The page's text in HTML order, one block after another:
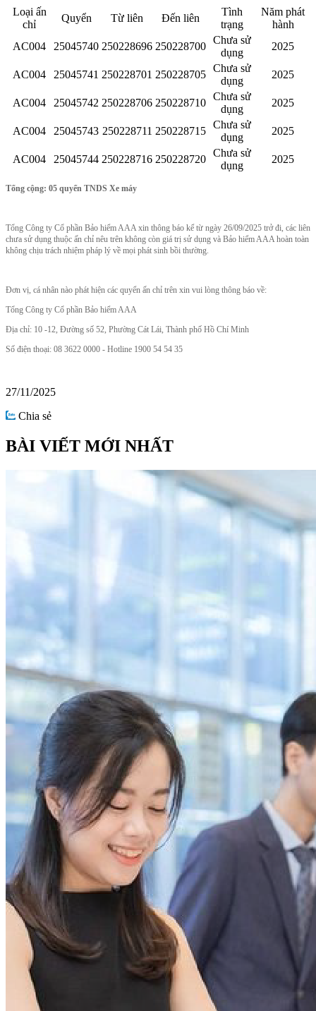
Loại ấn
chỉ
Quyển Từ liên Đến liên
Tình
trạng
Năm phát
hành
AC004
25045740 250228696 250228700
Chưa sử
dụng
2025
AC004 25045741 250228701 250228705
Chưa sử
dụng
2025
AC004 25045742 250228706 250228710
Chưa sử
dụng
2025
AC004 25045743 250228711 250228715
Chưa sử
dụng
2025
AC004 25045744 250228716 250228720
Chưa sử
dụng
2025
Tổng cộng: 05 quyển TNDS Xe máy
Tổng Công ty Cổ phần Bảo hiểm AAA xin thông báo kể từ ngày 26/09/2025 trở đi, các liên
chưa sử dụng thuộc ấn chỉ nêu trên không còn giá trị sử dụng và Bảo hiểm AAA hoàn toàn
không chịu trách nhiệm pháp lý về mọi phát sinh bồi thường.
Đơn vị, cá nhân nào phát hiện các quyển ấn chỉ trên xin vui lòng thông báo về:
Tổng Công ty Cổ phần Bảo hiểm AAA
Địa chỉ: 10 -12, Đường số 52, Phường Cát Lái, Thành phố Hồ Chí Minh
Số điện thoại: 08 3622 0000 - Hotline 1900 54 54 35
27/11/2025
Chia sẻ
BÀI VIẾT MỚI NHẤT